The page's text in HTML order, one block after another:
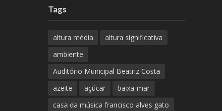
Tags
altura média
altura significativa
ambiente
Auditório Municipal Beatriz Costa
azeite
açúcar
baixa-mar
casa da música francisco alves gato